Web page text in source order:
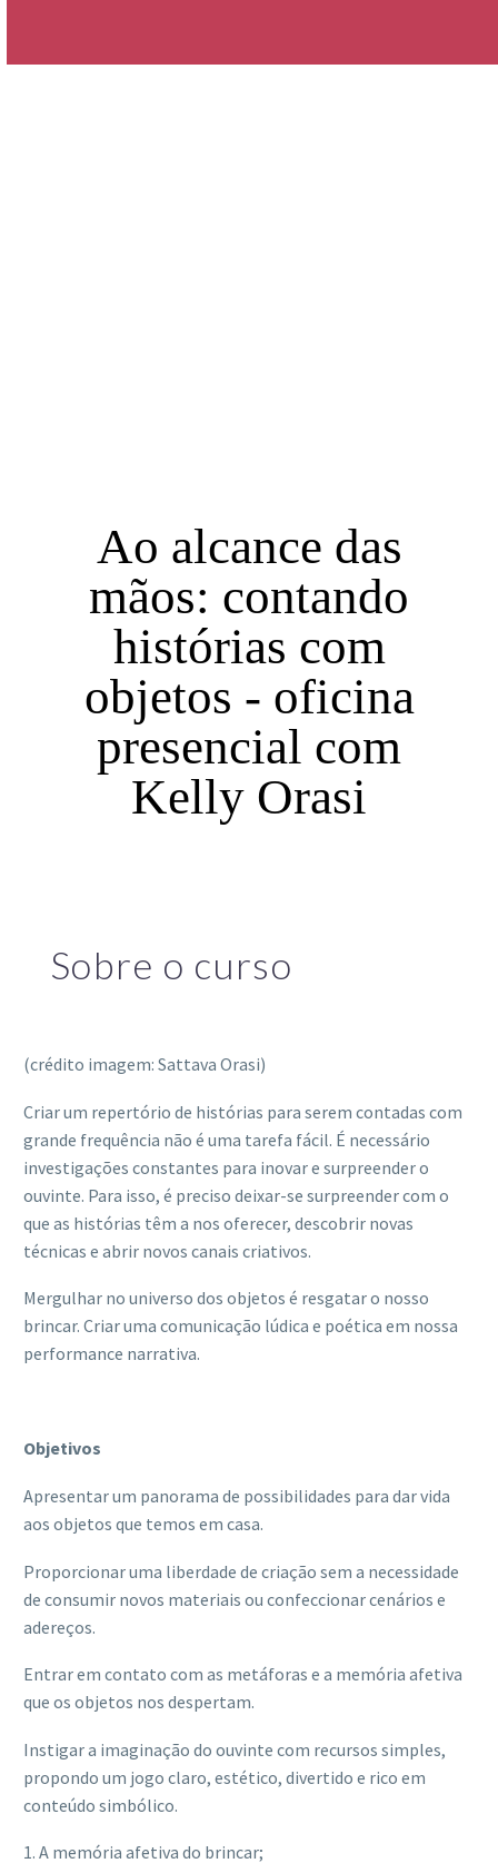
Ao alcance das
mãos: contando
histórias com
objetos - oficina
presencial com
Kelly Orasi
Sobre o curso
(crédito imagem: Sattava Orasi)
Criar um repertório de histórias para serem contadas com
grande frequência não é uma tarefa fácil. É necessário
investigações constantes para inovar e surpreender o
ouvinte. Para isso, é preciso deixar-se surpreender com o
que as histórias têm a nos oferecer, descobrir novas
técnicas e abrir novos canais criativos.
Mergulhar no universo dos objetos é resgatar o nosso
brincar. Criar uma comunicação lúdica e poética em nossa
performance narrativa.
Objetivos
Apresentar um panorama de possibilidades para dar vida
aos objetos que temos em casa.
Proporcionar uma liberdade de criação sem a necessidade
de consumir novos materiais ou confeccionar cenários e
adereços.
Entrar em contato com as metáforas e a memória afetiva
que os objetos nos despertam.
Instigar a imaginação do ouvinte com recursos simples,
propondo um jogo claro, estético, divertido e rico em
conteúdo simbólico.
1. A memória afetiva do brincar;